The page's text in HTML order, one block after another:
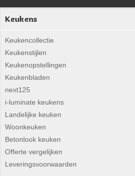
Keukens
Keukencollectie
Keukenstijlen
Keukenopstellingen
Keukenbladen
next125
i-luminate keukens
Landelijke keuken
Woonkeuken
Betonlook keuken
Offerte vergelijken
Leveringsvoorwaarden